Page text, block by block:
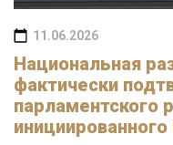
11.06.2026
Национальная
фактически
парламентского